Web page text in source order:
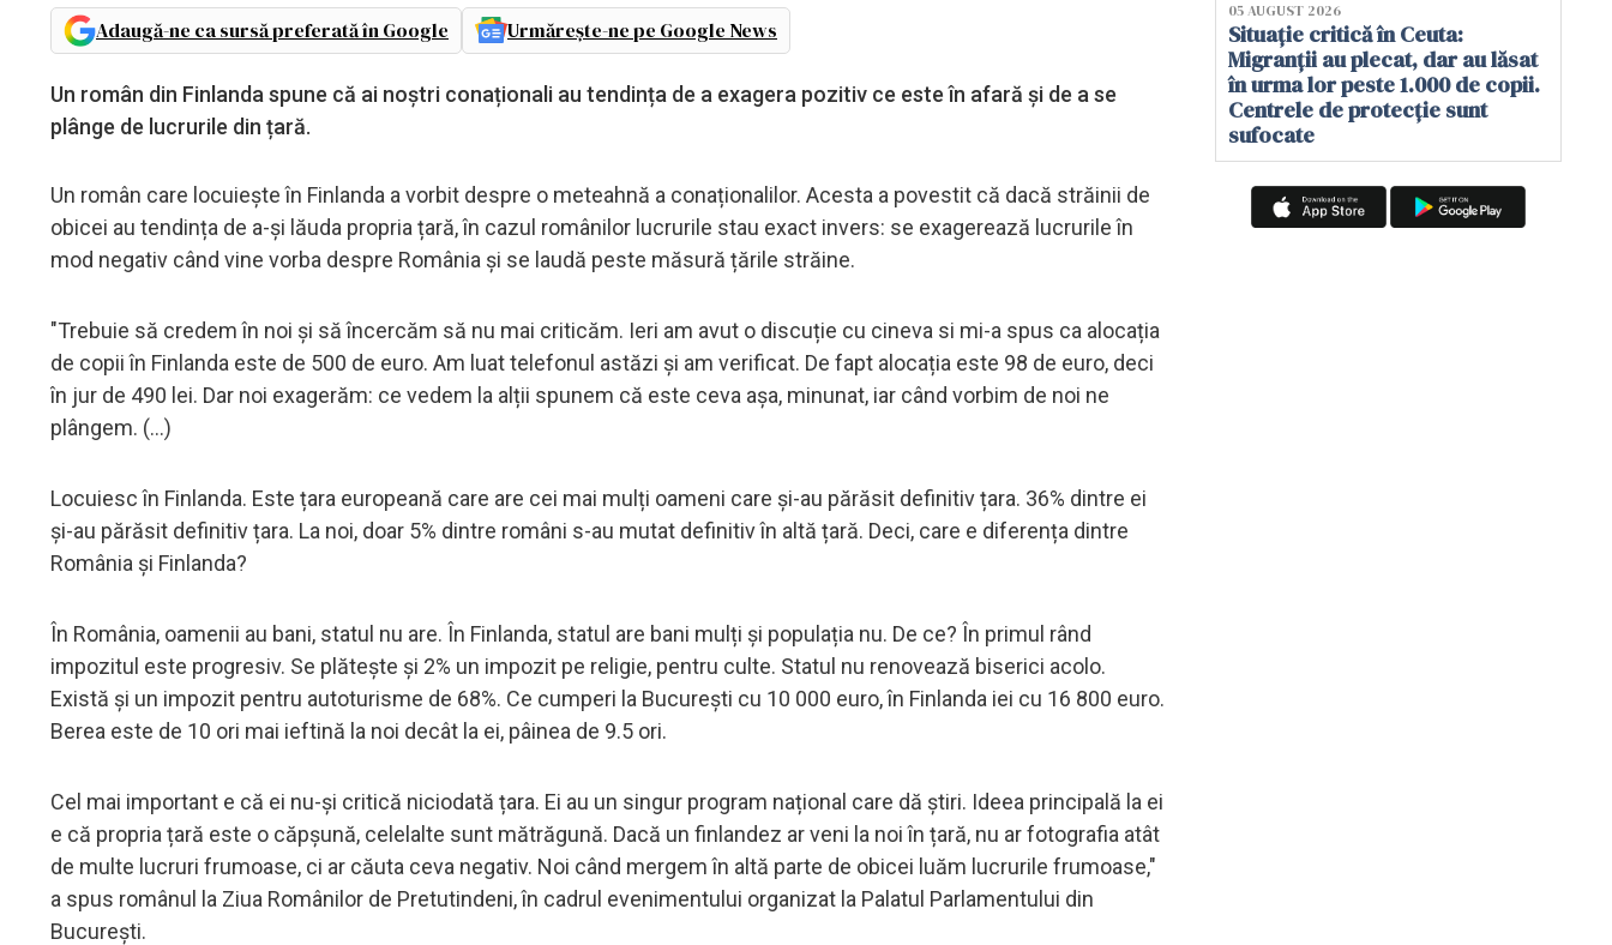
Adaugă-ne ca sursă preferată în Google Urmărește-ne pe Google News
Un român din Finlanda spune că ai noștri conaționali au tendința de a exagera pozitiv ce este în afară și de a se
plânge de lucrurile din țară.
Un român care locuiește în Finlanda a vorbit despre o meteahnă a conaționalilor. Acesta a povestit că dacă străinii de
obicei au tendința de a-și lăuda propria țară, în cazul românilor lucrurile stau exact invers: se exagerează lucrurile în
mod negativ când vine vorba despre România și se laudă peste măsură țările străine.
"Trebuie să credem în noi și să încercăm să nu mai criticăm. Ieri am avut o discuție cu cineva si mi-a spus ca alocația
de copii în Finlanda este de 500 de euro. Am luat telefonul astăzi și am verificat. De fapt alocația este 98 de euro, deci
în jur de 490 lei. Dar noi exagerăm: ce vedem la alții spunem că este ceva așa, minunat, iar când vorbim de noi ne
plângem. (...)
Locuiesc în Finlanda. Este țara europeană care are cei mai mulți oameni care și-au părăsit definitiv țara. 36% dintre ei
și-au părăsit definitiv țara. La noi, doar 5% dintre români s-au mutat definitiv în altă țară. Deci, care e diferența dintre
România și Finlanda?
În România, oamenii au bani, statul nu are. În Finlanda, statul are bani mulți și populația nu. De ce? În primul rând
impozitul este progresiv. Se plătește și 2% un impozit pe religie, pentru culte. Statul nu renovează biserici acolo.
Există și un impozit pentru autoturisme de 68%. Ce cumperi la București cu 10 000 euro, în Finlanda iei cu 16 800 euro.
Berea este de 10 ori mai ieftină la noi decât la ei, pâinea de 9.5 ori.
Cel mai important e că ei nu-și critică niciodată țara. Ei au un singur program național care dă știri. Ideea principală la ei
e că propria țară este o căpșună, celelalte sunt mătrăgună. Dacă un finlandez ar veni la noi în țară, nu ar fotografia atât
de multe lucruri frumoase, ci ar căuta ceva negativ. Noi când mergem în altă parte de obicei luăm lucrurile frumoase,"
a spus românul la Ziua Românilor de Pretutindeni, în cadrul evenimentului organizat la Palatul Parlamentului din
București.
05 AUGUST 2026
Situație critică în Ceuta:
Migranții au plecat, dar au lăsat
în urma lor peste 1.000 de copii.
Centrele de protecție sunt
sufocate